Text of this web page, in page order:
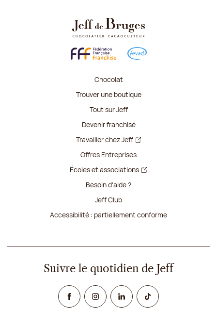
Chocolat
Trouver une boutique
Tout sur Jeff
Devenir franchisé
Travailler chez Jeff
Offres Entreprises
Écoles et associations
Besoin d'aide ?
Jeff Club
Accessibilité : partiellement conforme
Suivre le quotidien de Jeff
FacebookInstagramLinked InTikTok